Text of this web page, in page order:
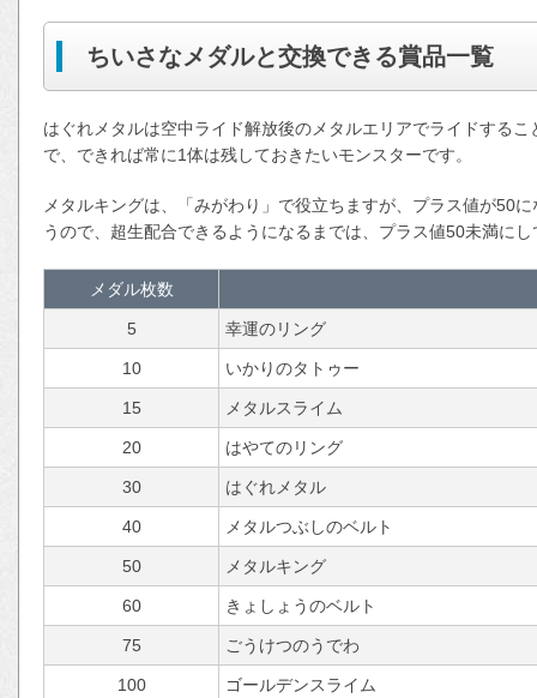
ちいさなメダルと交換できる賞品一覧
はぐれメタルは空中ライド解放後のメタルエリアでライドする
で、できれば常に1体は残しておきたいモンスターです。
メタルキングは、「みがわり」で役立ちますが、プラス値が50
うので、超生配合できるようになるまでは、プラス値50未満に
メダル枚数
5 幸運のリング
10 いかりのタトゥー
15 メタルスライム
20 はやてのリング
30 はぐれメタル
40 メタルつぶしのベルト
50 メタルキング
60 きょしょうのベルト
75 ごうけつのうでわ
100 ゴールデンスライム